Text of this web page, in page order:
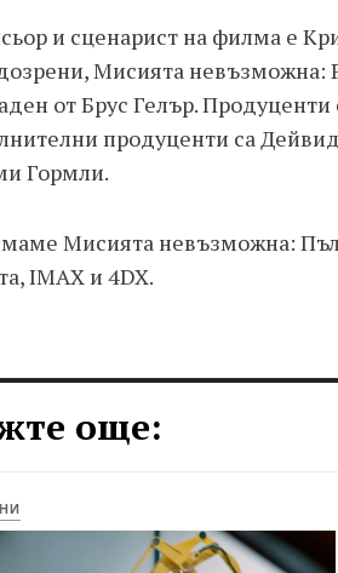
и сценарист на филма е
Мисията невъзможна:
от Брус Гелър.
продуценти са
Гормли.
Мисията невъзможна:
IMAX и 4DX.
още: